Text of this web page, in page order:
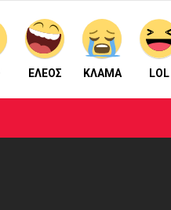
ΕΛΕΟΣ ΚΛΑΜΑ LOL